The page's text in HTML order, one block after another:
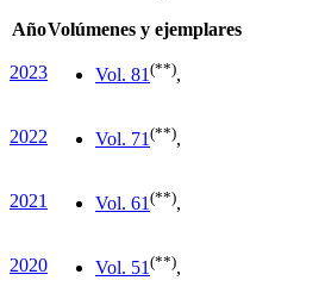
AñoVolúmenes y ejemplares
2023 Vol. 81 (**),
2022 Vol. 71 (**),
2021 Vol. 61 (**),
2020 Vol. 51 (**),